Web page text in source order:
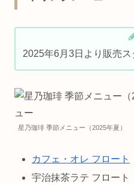
2025年6月3日より販売ス
星乃珈琲 季節メニュー（2025年夏）
カフェ・オレ フロート
宇治抹茶ラテ フロート